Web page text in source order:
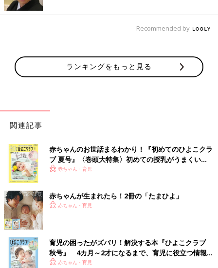
Recommended by
ランキングをもっと見る
関連記事
赤ちゃんのお世話まるわかり！『初めてのひよこクラ
ブ 夏号』〈巻頭大特集〉初めての授乳がうまくい
く！ おっぱい・ミルクの基本と夏のトラブル 解決テ
赤ちゃん・育児
赤ちゃんが生まれたら！2冊の「たまひよ」
赤ちゃん・育児
育児の困ったがズバリ！解決する本『ひよこクラブ
秋号』 4カ月～2才になるまで、育児に役立つ情報が
いっぱい！
赤ちゃん・育児